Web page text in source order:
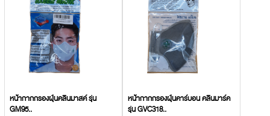
หน้ากากกรองฝุ่นคลีนมาสค์ รุ่น
GM95..
หน้ากากกรองฝุ่นคาร์บอน คลีนมาร์ค
รุ่น GVC318..